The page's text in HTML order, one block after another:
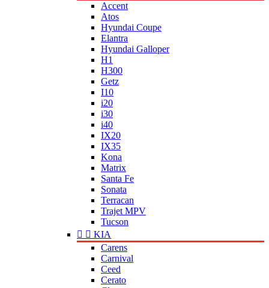
Accent
Atos
Hyundai Coupe
Elantra
Hyundai Galloper
H1
H300
Getz
I10
i20
i30
i40
IX20
IX35
Kona
Matrix
Santa Fe
Sonata
Terracan
Trajet MPV
Tucson
  KIA
Carens
Carnival
Ceed
Cerato